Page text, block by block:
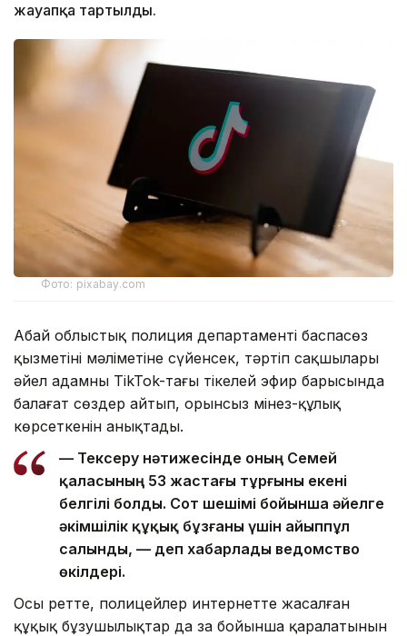
жауапқа тартылды.
Фото: pixabay.com
Абай облыстық полиция департаменті баспасөз
қызметінің мәліметіне сүйенсек, тәртіп сақшылары
әйел адамның TikTok-тағы тікелей эфир барысында
балағат сөздер айтып, орынсыз мінез-құлық
көрсеткенін анықтады.
— Тексеру нәтижесінде оның Семей
қаласының 53 жастағы тұрғыны екені
белгілі болды. Сот шешімі бойынша әйелге
әкімшілік құқық бұзғаны үшін айыппұл
салынды, — деп хабарлады ведомство
өкілдері.
Осы ретте, полицейлер интернетте жасалған
құқық бұзушылықтар да заң бойынша қаралатынын